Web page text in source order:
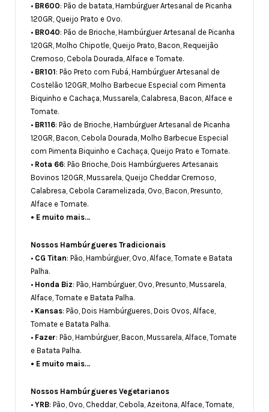
• BR600: Pão de batata, Hambúrguer Artesanal de Picanha
120GR, Queijo Prato e Ovo.
• BR040: Pão de Brioche, Hambúrguer Artesanal de Picanha
120GR, Molho Chipotle, Queijo Prato, Bacon, Requeijão
Cremoso, Cebola Dourada, Alface e Tomate.
• BR101: Pão Preto com Fubá, Hambúrguer Artesanal de
Costelão 120GR, Molho Barbecue Especial com Pimenta
Biquinho e Cachaça, Mussarela, Calabresa, Bacon, Alface e
Tomate.
• BR116: Pão de Brioche, Hambúrguer Artesanal de Picanha
120GR, Bacon, Cebola Dourada, Molho Barbecue Especial
com Pimenta Biquinho e Cachaça, Queijo Prato e Tomate.
• Rota 66: Pão Brioche, Dois Hambúrgueres Artesanais
Bovinos 120GR, Mussarela, Queijo Cheddar Cremoso,
Calabresa, Cebola Caramelizada, Ovo, Bacon, Presunto,
Alface e Tomate.
• E muito mais…
Nossos Hambúrgueres Tradicionais
• CG Titan: Pão, Hambúrguer, Ovo, Alface, Tomate e Batata
Palha.
• Honda Biz: Pão, Hambúrguer, Ovo, Presunto, Mussarela,
Alface, Tomate e Batata Palha.
• Kansas: Pão, Dois Hambúrgueres, Dois Ovos, Alface,
Tomate e Batata Palha.
• Fazer: Pão, Hambúrguer, Bacon, Mussarela, Alface, Tomate
e Batata Palha.
• E muito mais…
Nossos Hambúrgueres Vegetarianos
• YRB: Pão, Ovo, Cheddar, Cebola, Azeitona, Alface, Tomate,